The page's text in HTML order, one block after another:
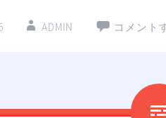
ADMIN コメント